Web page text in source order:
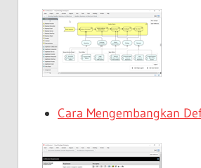
Cara Mengembangkan